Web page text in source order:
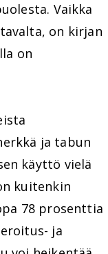
Vaikka
on kirjan
on
ja tabun
käyttö vielä
kuitenkin
78 prosenttia
ja